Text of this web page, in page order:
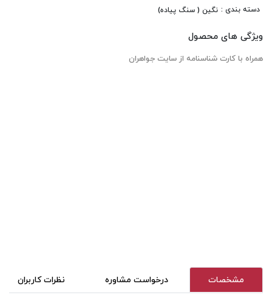
دسته بندی : نگین ( سنگ پیاده)
ویژگی های محصول
همراه با کارت شناسنامه از سایت جواهران
مشخصات درخواست مشاوره نظرات کاربران